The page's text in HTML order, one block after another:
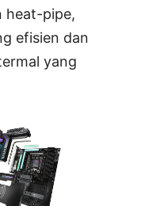
heat-pipe,
efisien dan
yang